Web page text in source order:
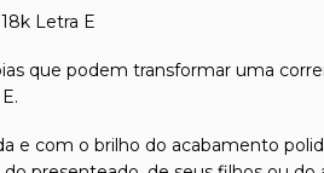
Letra E
que podem transformar uma
e com o brilho do acabamento